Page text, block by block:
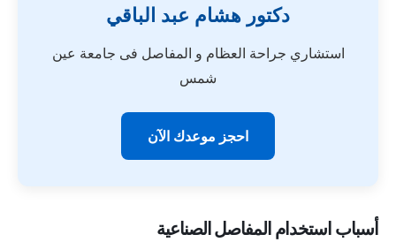
دكتور هشام عبد الباقي
استشاري جراحة العظام و المفاصل فى جامعة عين
شمس
احجز موعدك الآن
أسباب استخدام المفاصل الصناعية